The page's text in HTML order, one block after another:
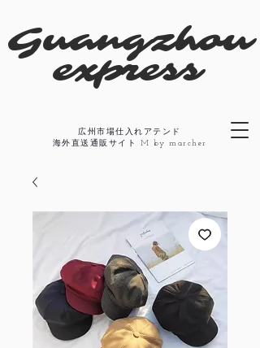
広州市場仕入れアテンド
​Guangzhou
express
​海外直送通販サイト M by marcher